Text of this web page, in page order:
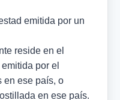
emitida por un
reside en el
por el
en ese país, o
en ese país.